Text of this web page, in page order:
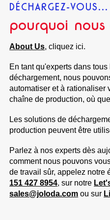
DÉCHARGEZ-VOUS...
pourquoi nous
About Us, cliquez ici.
En tant qu'experts dans
déchargement, nous
automatiser et à rationaliser
chaîne de production, où
Les solutions de
production peuvent être
Parlez à nos experts dès
comment nous pouvons
de travail sûr, appelez notre
151 427 8954, sur notre
sales@joloda.com ou sur